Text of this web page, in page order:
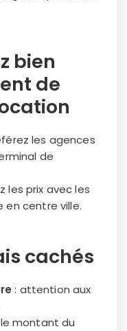
bien
de
les agences
de
les prix avec les
en centre ville.
cachés
: attention aux
montant du